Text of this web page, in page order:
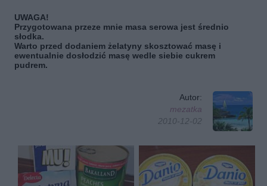
UWAGA!
Przygotowana przeze mnie masa serowa jest średnio
słodka.
Warto przed dodaniem żelatyny skosztować masę i
ewentualnie dosłodzić masę wedle siebie cukrem
pudrem.
Autor:
mezatka
2010-12-02